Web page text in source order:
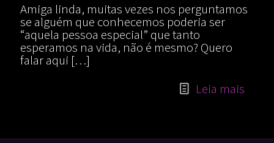
Amiga linda, muitas vezes nos perguntamos
se alguém que conhecemos poderia ser
“aquela pessoa especial” que tanto
esperamos na vida, não é mesmo? Quero
falar aqui […]
Leia mais